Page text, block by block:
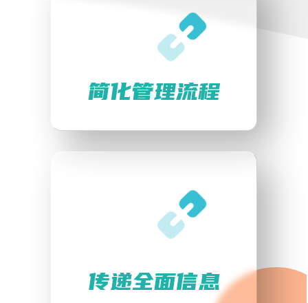
简化管理流程
传递全面信息